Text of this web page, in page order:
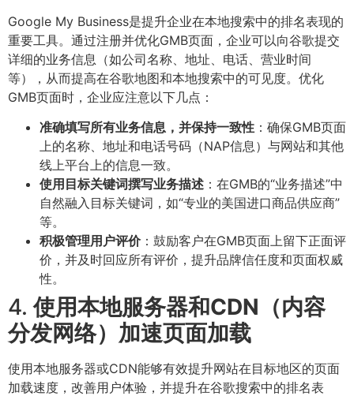
Google My Business是提升企业在本地搜索中的排名表现的
重要工具。通过注册并优化GMB页面，企业可以向谷歌提交
详细的业务信息（如公司名称、地址、电话、营业时间
等），从而提高在谷歌地图和本地搜索中的可见度。优化
GMB页面时，企业应注意以下几点：
准确填写所有业务信息，并保持一致性 ：确保GMB页面
上的名称、地址和电话号码（NAP信息）与网站和其他
线上平台上的信息一致。
使用目标关键词撰写业务描述 ：在GMB的“业务描述”中
自然融入目标关键词，如“专业的美国进口商品供应商”
等。
积极管理用户评价：鼓励客户在GMB页面上留下正面评
价，并及时回应所有评价，提升品牌信任度和页面权威
性。
4.使用本地服务器和CDN（内容
分发网络）加速页面加载
使用本地服务器或CDN能够有效提升网站在目标地区的页面
加载速度，改善用户体验，并提升在谷歌搜索中的排名表